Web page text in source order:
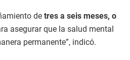
de tres a seis meses, o
asegurar que la salud mental
permanente”, indicó.